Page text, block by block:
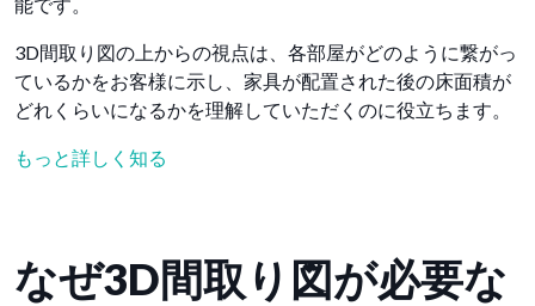
3D間取り図の上からの視点は、各部屋がどのように繋がっ
ているかをお客様に示し、家具が配置された後の床面積が
どれくらいになるかを理解していただくのに役立ちます。
もっと詳しく知る
なぜ3D間取り図が必要な